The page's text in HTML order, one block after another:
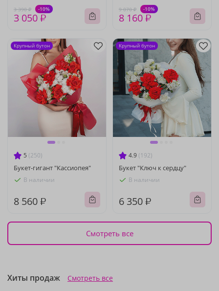
3 390 ₽ -10%
3 050 ₽
9 070 ₽ -10%
8 160 ₽
5 (250)
Букет-гигант "Кассиопея"
В наличии
8 560 ₽
Крупный бутон
4.9 (192)
Букет "Ключ к сердцу"
В наличии
6 350 ₽
Крупный бутон
Смотреть все
Хиты продаж Смотреть все